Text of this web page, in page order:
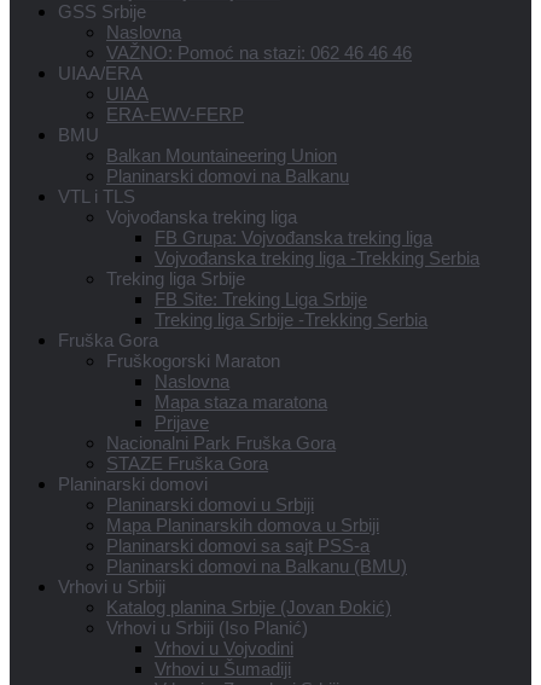
GSS Srbije
Naslovna
VAŽNO: Pomoć na stazi: 062 46 46 46
UIAA/ERA
UIAA
ERA-EWV-FERP
BMU
Balkan Mountaineering Union
Planinarski domovi na Balkanu
VTL i TLS
Vojvođanska treking liga
FB Grupa: Vojvođanska treking liga
Vojvođanska treking liga -Trekking Serbia
Treking liga Srbije
FB Site: Treking Liga Srbije
Treking liga Srbije -Trekking Serbia
Fruška Gora
Fruškogorski Maraton
Naslovna
Mapa staza maratona
Prijave
Nacionalni Park Fruška Gora
STAZE Fruška Gora
Planinarski domovi
Planinarski domovi u Srbiji
Mapa Planinarskih domova u Srbiji
Planinarski domovi sa sajt PSS-a
Planinarski domovi na Balkanu (BMU)
Vrhovi u Srbiji
Katalog planina Srbije (Jovan Đokić)
Vrhovi u Srbiji (Iso Planić)
Vrhovi u Vojvodini
Vrhovi u Šumadiji